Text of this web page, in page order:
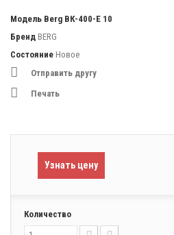
Модель Berg ВК-400-Е 10
Бренд BERG
Состояние Новое
Отправить другу
Печать
Узнать цену
Количество